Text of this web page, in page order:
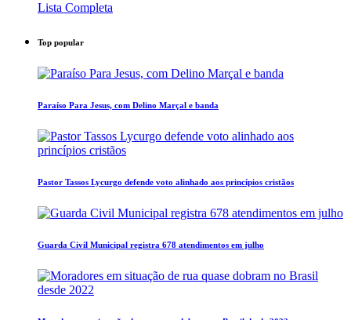
Lista Completa
Top popular
Paraíso Para Jesus, com Delino Marçal e banda
Pastor Tassos Lycurgo defende voto alinhado aos princípios cristãos
Guarda Civil Municipal registra 678 atendimentos em julho